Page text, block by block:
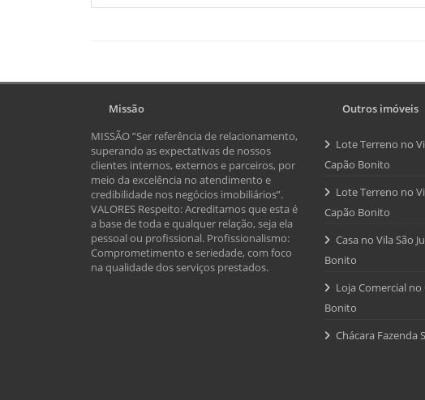
Missão
MISSÃO ”Ser referência de relacionamento,
superando as expectativas de nossos
clientes internos, externos e parceiros, por
meio da excelência no atendimento e
credibilidade nos negócios imobiliários”.
VALORES Respeito: Acreditamos que esta é
a base de toda e qualquer relação, seja ela
pessoal ou profissional. Profissionalismo:
Comprometimento e seriedade, com foco
na qualidade dos serviços prestados.
Outros imóveis
Lote Terreno no
Capão Bonito
Lote Terreno no
Capão Bonito
Casa no Vila São
Bonito
Loja Comercial
Bonito
Chácara Fazenda